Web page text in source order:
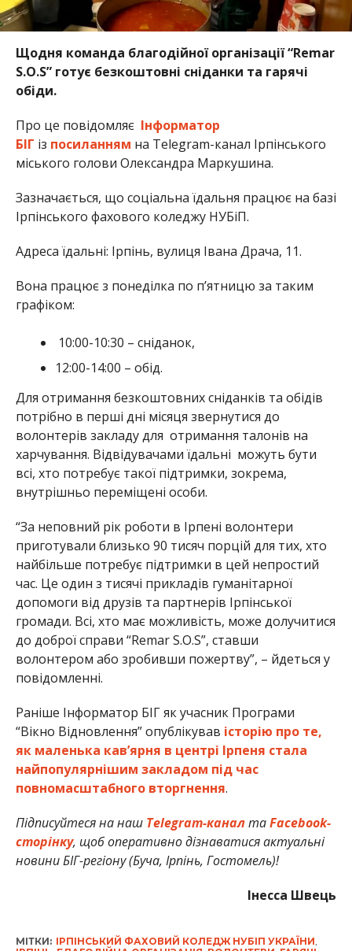
Щодня команда благодійної організації “Remar
S.O.S” готує безкоштовні сніданки та гарячі
обіди.
Про це повідомляє Інформатор
БІГ із посиланням на Telegram-канал Ірпінського
міського голови Олександра Маркушина.
Зазначається, що соціальна їдальня працює на базі
Ірпінського фахового коледжу НУБіП.
Адреса їдальні: Ірпінь, вулиця Івана Драча, 11.
Вона працює з понеділка по пʼятницю за таким
графіком:
10:00-10:30 – сніданок,
12:00-14:00 – обід.
Для отримання безкоштовних сніданків та обідів
потрібно в перші дні місяця звернутися до
волонтерів закладу для отримання талонів на
харчування. Відвідувачами їдальні можуть бути
всі, хто потребує такої підтримки, зокрема,
внутрішньо переміщені особи.
“За неповний рік роботи в Ірпені волонтери
приготували близько 90 тисяч порцій для тих, хто
найбільше потребує підтримки в цей непростий
час. Це один з тисячі прикладів гуманітарної
допомоги від друзів та партнерів Ірпінської
громади. Всі, хто має можливість, може долучитися
до доброї справи “Remar S.O.S”, ставши
волонтером або зробивши пожертву”, – йдеться у
повідомленні.
Раніше Інформатор БІГ як учасник Програми
“Вікно Відновлення” опублікував історію про те,
як маленька кавʼярня в центрі Ірпеня стала
найпопулярнішим закладом під час
повномасштабного вторгнення.
Підписуйтеся на наш Telegram-канал таFacebook-
сторінку, щоб оперативно дізнаватися актуальні
новини БІГ-регіону (Буча, Ірпінь, Гостомель)!
Інесса Швець
МІТКИ: ІРПІНСЬКИЙ ФАХОВИЙ КОЛЕДЖ НУБІП УКРАЇНИ,